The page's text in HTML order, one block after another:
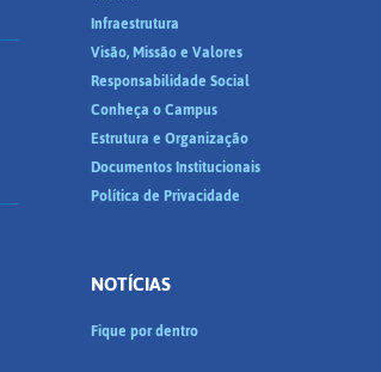
Infraestrutura
Visão, Missão e Valores
Responsabilidade Social
Conheça o Campus
Estrutura e Organização
Documentos Institucionais
Política de Privacidade
NOTÍCIAS
Fique por dentro